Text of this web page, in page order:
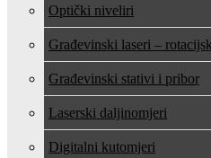
Optički niveliri
Građevinski laseri –
Građevinski stativi i pribor
Laserski daljinomjeri
Digitalni kutomjeri